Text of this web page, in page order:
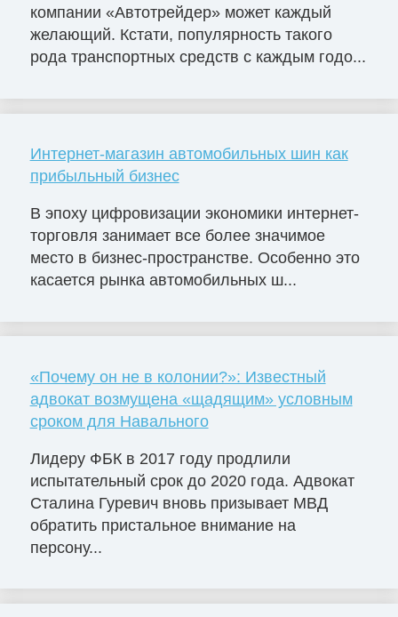
компании «Автотрейдер» может каждый
желающий. Кстати, популярность такого
рода транспортных средств с каждым годо...
Интернет-магазин автомобильных шин как
прибыльный бизнес
В эпоху цифровизации экономики интернет-
торговля занимает все более значимое
место в бизнес-пространстве. Особенно это
касается рынка автомобильных ш...
«Почему он не в колонии?»: Известный
адвокат возмущена «щадящим» условным
сроком для Навального
Лидеру ФБК в 2017 году продлили
испытательный срок до 2020 года. Адвокат
Сталина Гуревич вновь призывает МВД
обратить пристальное внимание на
персону...